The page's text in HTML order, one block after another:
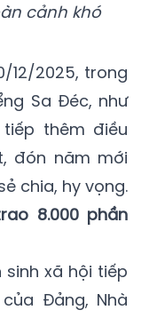
cảnh khó
12/2025, trong
Sa Đéc, như
thêm điều
đón năm mới
chia, hy vọng.
8.000 phần
xã hội tiếp
Đảng, Nhà